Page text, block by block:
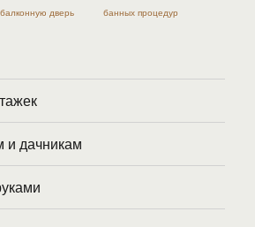
балконную дверь банных процедур
и дачникам